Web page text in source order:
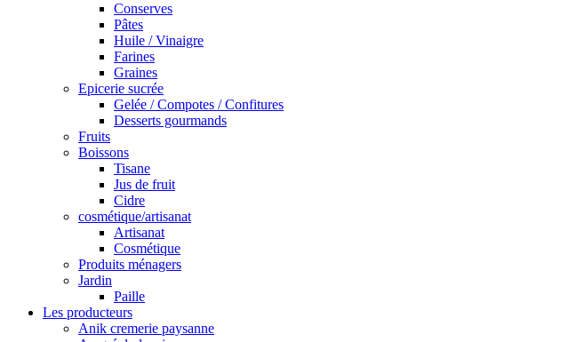
Conserves
Pâtes
Huile / Vinaigre
Farines
Graines
Epicerie sucrée
Gelée / Compotes / Confitures
Desserts gourmands
Fruits
Boissons
Tisane
Jus de fruit
Cidre
cosmétique/artisanat
Artisanat
Cosmétique
Produits ménagers
Jardin
Paille
Les producteurs
Anik cremerie paysanne